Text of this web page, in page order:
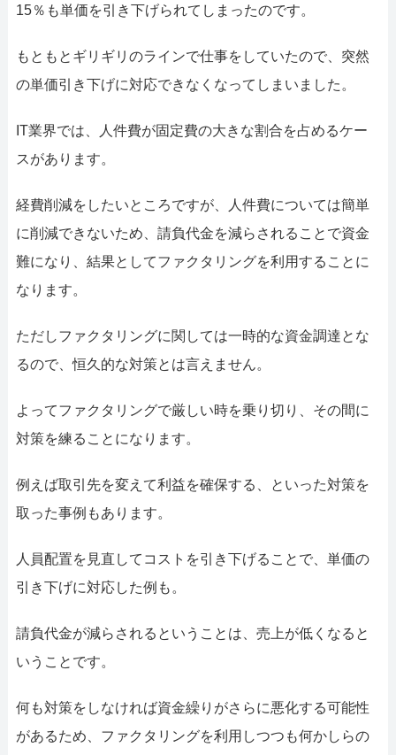
15％も単価を引き下げられてしまったのです。
もともとギリギリのラインで仕事をしていたので、突然
の単価引き下げに対応できなくなってしまいました。
IT業界では、人件費が固定費の大きな割合を占めるケー
スがあります。
経費削減をしたいところですが、人件費については簡単
に削減できないため、請負代金を減らされることで資金
難になり、結果としてファクタリングを利用することに
なります。
ただしファクタリングに関しては一時的な資金調達とな
るので、恒久的な対策とは言えません。
よってファクタリングで厳しい時を乗り切り、その間に
対策を練ることになります。
例えば取引先を変えて利益を確保する、といった対策を
取った事例もあります。
人員配置を見直してコストを引き下げることで、単価の
引き下げに対応した例も。
請負代金が減らされるということは、売上が低くなると
いうことです。
何も対策をしなければ資金繰りがさらに悪化する可能性
があるため、ファクタリングを利用しつつも何かしらの